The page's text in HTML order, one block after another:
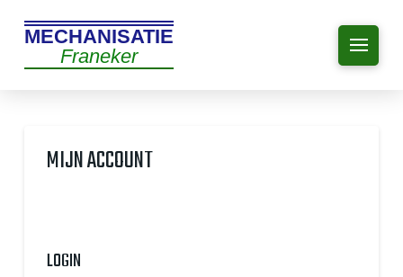
MECHANISATIE
Franeker
MIJN ACCOUNT
LOGIN